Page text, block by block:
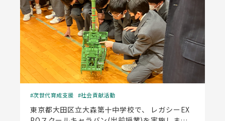
次世代育成支援 社会貢献活動
東京都大田区立大森第十中学校で、 レガシーEX